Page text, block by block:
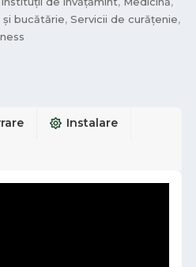
și bucătărie, Servicii de curățenie,
Instalare